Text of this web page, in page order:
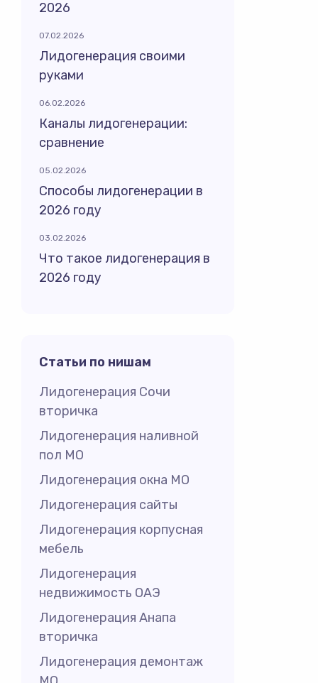
2026
07.02.2026
Лидогенерация своими
руками
06.02.2026
Каналы лидогенерации:
сравнение
05.02.2026
Способы лидогенерации в
2026 году
03.02.2026
Что такое лидогенерация в
2026 году
Статьи по нишам
Лидогенерация Сочи
вторичка
Лидогенерация наливной
пол МО
Лидогенерация окна МО
Лидогенерация сайты
Лидогенерация корпусная
мебель
Лидогенерация
недвижимость ОАЭ
Лидогенерация Анапа
вторичка
Лидогенерация демонтаж